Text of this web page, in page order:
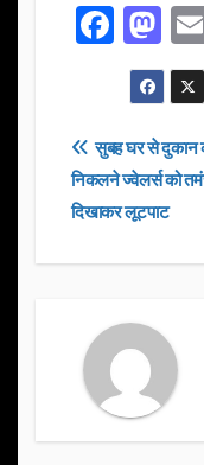
F
a
c
e
b
o
o
M
a
st
o
d
o
n
Post
सुबह घर से दुकान
निकलने ज्वेलर्स को
दिखाकर लूटपाट